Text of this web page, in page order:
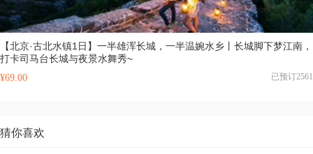
【北京·古北水镇1日】一半雄浑长城，一半温婉水乡丨长城脚下梦江南，
打卡司马台长城与夜景水舞秀~
¥69.00 已预订2561
猜你喜欢